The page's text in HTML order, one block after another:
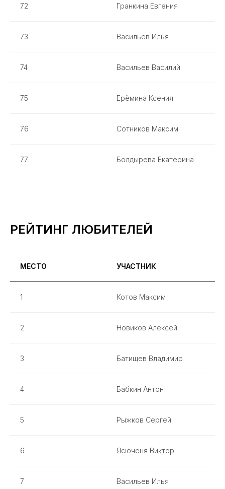
72 Гранкина Евгения
73 Васильев Илья
74 Васильев Василий
75 Ерёмина Ксения
76 Сотников Максим
77 Болдырева Екатерина
РЕЙТИНГ ЛЮБИТЕЛЕЙ
МЕСТО УЧАСТНИК
1 Котов Максим
2 Новиков Алексей
3 Батищев Владимир
4 Бабкин Антон
5 Рыжков Сергей
6 Ясюченя Виктор
7 Васильев Илья